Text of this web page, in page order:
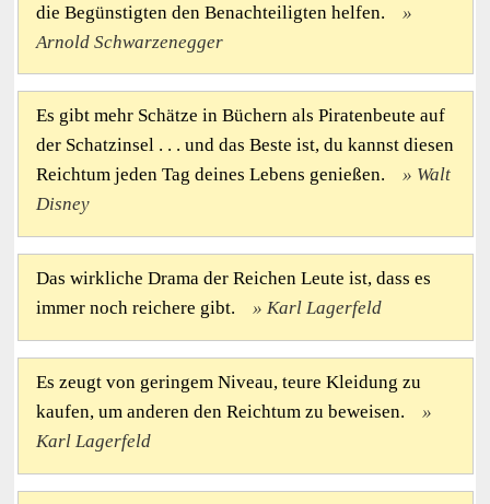
die Begünstigten den Benachteiligten helfen.
Arnold Schwarzenegger
Es gibt mehr Schätze in Büchern als Piratenbeute auf
der Schatzinsel . . . und das Beste ist, du kannst diesen
Reichtum jeden Tag deines Lebens genießen.
Walt
Disney
Das wirkliche Drama der Reichen Leute ist, dass es
immer noch reichere gibt.
Karl Lagerfeld
Es zeugt von geringem Niveau, teure Kleidung zu
kaufen, um anderen den Reichtum zu beweisen.
Karl Lagerfeld